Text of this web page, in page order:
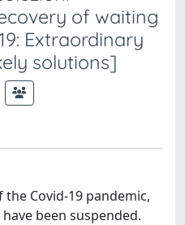
of waiting
Extraordinary
solutions]
Covid-19 pandemic,
been suspended.